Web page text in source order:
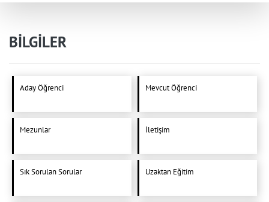
BİLGİLER
Aday Öğrenci Mevcut Öğrenci
Mezunlar İletişim
Sık Sorulan Sorular Uzaktan Eğitim